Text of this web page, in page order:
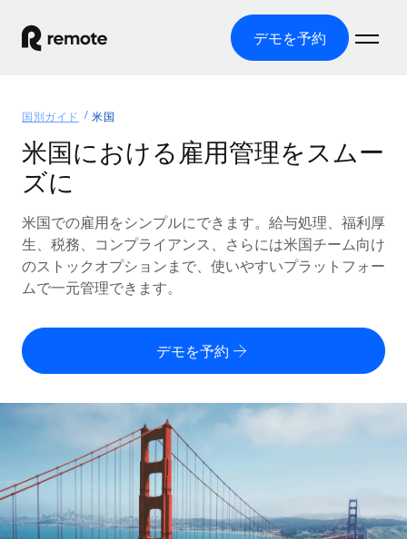
デモを予約
グローバル雇用
グローバル給与処理
コンプライアンス対応の給与処理を手軽に
Employer of Record（EOR）
グローバル展開をコストをかけずに実現
Contractor of Record
世界中の契約社員と法令を遵守して契約
世界中の契約社員をオンボーディングし、管理
PEO
複雑な雇用関連業務を外部委託
インフラ
ソリューション
各国の制度に対応
国別ガイド
/国別のグローバル雇用支援を検索する
Remoteを他社と比較
成長の段階
スタートアップ
成長中の企業向けのアジャイルなグローバルHR・給与処理ソ
リューション
リソース
ツールと計算ツール
従業員コスト計算ツール
契約社員の報酬計算ツール
グローバルな契約社員向けに、通貨オプションと支払スピー
ドを確認する
REMOTEで学習
価格
English
Français
Deutsch
ログイン
国別ガイド 米国
米国における雇用管理をスムー
ズに
米国での雇用をシンプルにできます。給与処理、福利厚
生、税務、コンプライアンス、さらには米国チーム向け
のストックオプションまで、使いやすいプラットフォー
ムで一元管理できます。
デモを予約